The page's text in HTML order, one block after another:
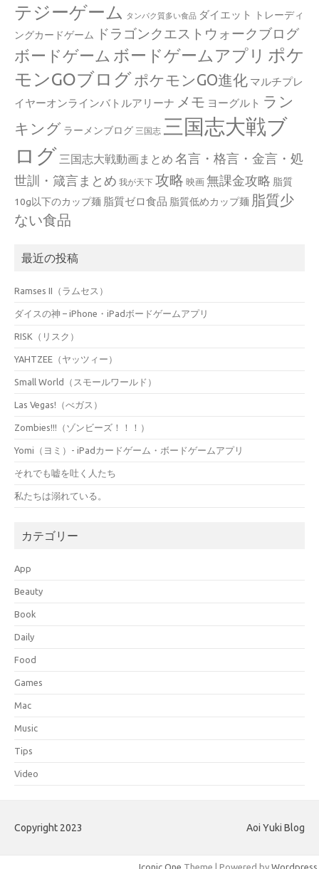
テジーゲーム
タンパク質多い食品 ダイエット
トレーディ
ングカードゲーム
ドラゴンクエストウォークブログ
ボードゲーム ボードゲームアプリ ポケ
モンGOブログ ポケモンGO進化 マルチプレ
イヤーオンラインバトルアリーナ メモ ヨーグルト ラン
キング ラーメンブログ 三国志 三国志大戦ブ
ログ 三国志大戦動画まとめ 名言・格言・金言・処
世訓・箴言まとめ 我が天下 攻略 映画 無課金攻略 脂質
10g以下のカップ麺 脂質ゼロ食品 脂質低めカップ麺 脂質少
ない食品
最近の投稿
Ramses II（ラムセス）
ダイスの神 – iPhone・iPadボードゲームアプリ
RISK（リスク）
YAHTZEE（ヤッツィー）
Small World（スモールワールド）
Las Vegas!（べガス）
Zombies!!!（ゾンビーズ！！！）
Yomi（ヨミ）- iPadカードゲーム・ボードゲームアプリ
それでも嘘を吐く人たち
私たちは溺れている。
カテゴリー
App
Beauty
Book
Daily
Food
Games
Mac
Music
Tips
Video
Copyright 2023 Aoi Yuki Blog
Iconic One Theme | Powered by Wordpress